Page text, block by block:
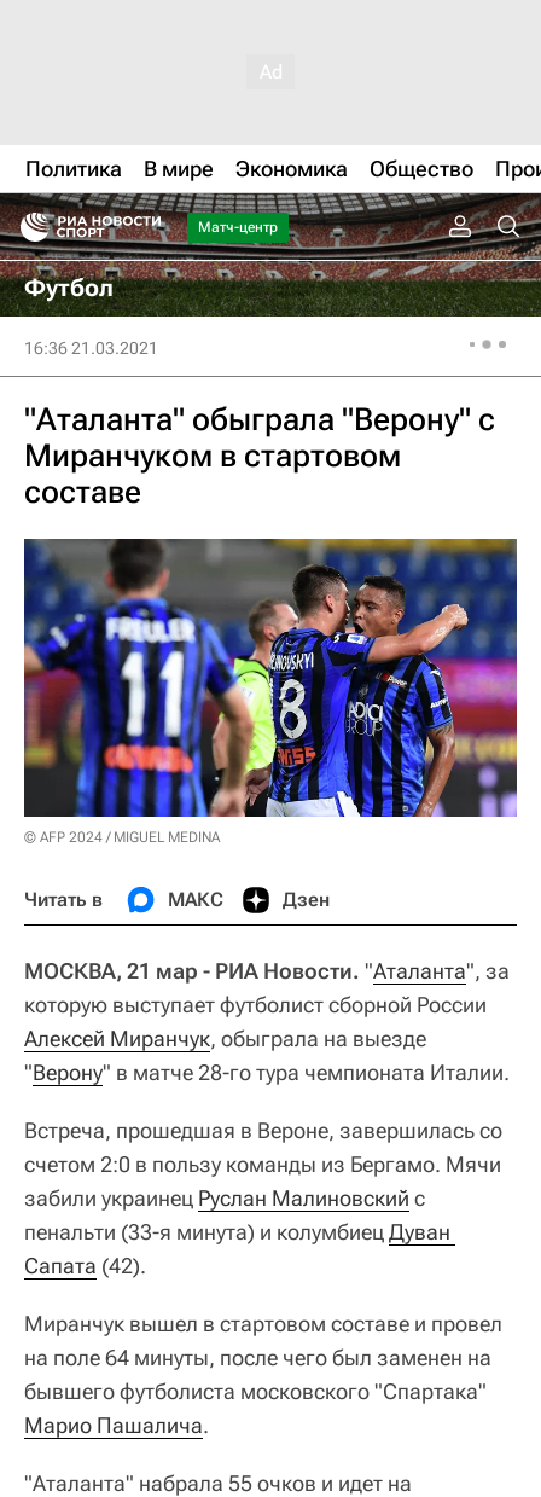
Политика В мире Экономика Общество
Матч-центр
Футбол
16:36 21.03.2021
"Аталанта" обыграла "Верону" с
Миранчуком в стартовом
составе
© AFP 2024 / MIGUEL MEDINA
Читать в МАКС Дзен
МОСКВА, 21 мар - РИА Новости. "Аталанта", за
которую выступает футболист сборной России
Алексей Миранчук, обыграла на выезде
"Верону" в матче 28-го тура чемпионата Италии.
Встреча, прошедшая в Вероне, завершилась со
счетом 2:0 в пользу команды из Бергамо. Мячи
забили украинец Руслан Малиновский с
пенальти (33-я минута) и колумбиецДуван
Сапата (42).
Миранчук вышел в стартовом составе и провел
на поле 64 минуты, после чего был заменен на
бывшего футболиста московского "Спартака"
Марио Пашалича.
"Аталанта" набрала 55 очков и идет на